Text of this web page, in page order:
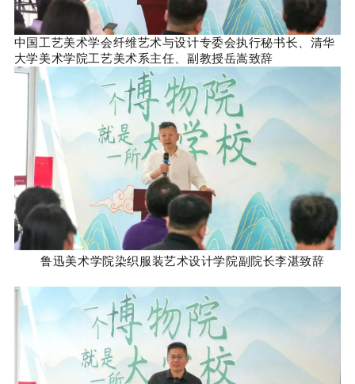
中国工艺美术学会纤维艺术与设计专委会执行秘书长、清华
大学美术学院工艺美术系主任、副教授岳嵩致辞
鲁迅美术学院染织服装艺术设计学院副院长李湛致辞